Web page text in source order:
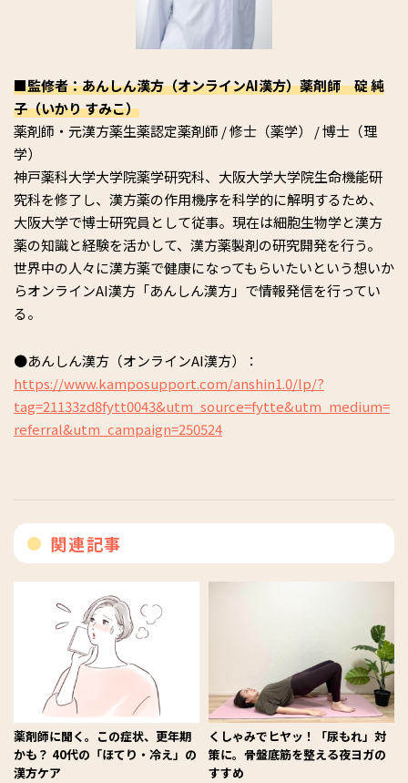
■監修者：あんしん漢方（オンラインAI漢方）薬剤師 碇 純
子（いかり すみこ）
薬剤師・元漢方薬生薬認定薬剤師 / 修士（薬学） / 博士（理
学）
神戸薬科大学大学院薬学研究科、大阪大学大学院生命機能研
究科を修了し、漢方薬の作用機序を科学的に解明するため、
大阪大学で博士研究員として従事。現在は細胞生物学と漢方
薬の知識と経験を活かして、漢方薬製剤の研究開発を行う。
世界中の人々に漢方薬で健康になってもらいたいという想いか
らオンラインAI漢方「あんしん漢方」で情報発信を行ってい
る。
●あんしん漢方（オンラインAI漢方）：
https://www.kamposupport.com/anshin1.0/lp/?
tag=21133zd8fytt0043&utm_source=fytte&utm_medium=
referral&utm_campaign=250524
関連記事
薬剤師に聞く。この症状、更年期
かも？ 40代の「ほてり・冷え」の
漢方ケア
くしゃみでヒヤッ！「尿もれ」対
策に。骨盤底筋を整える夜ヨガの
すすめ